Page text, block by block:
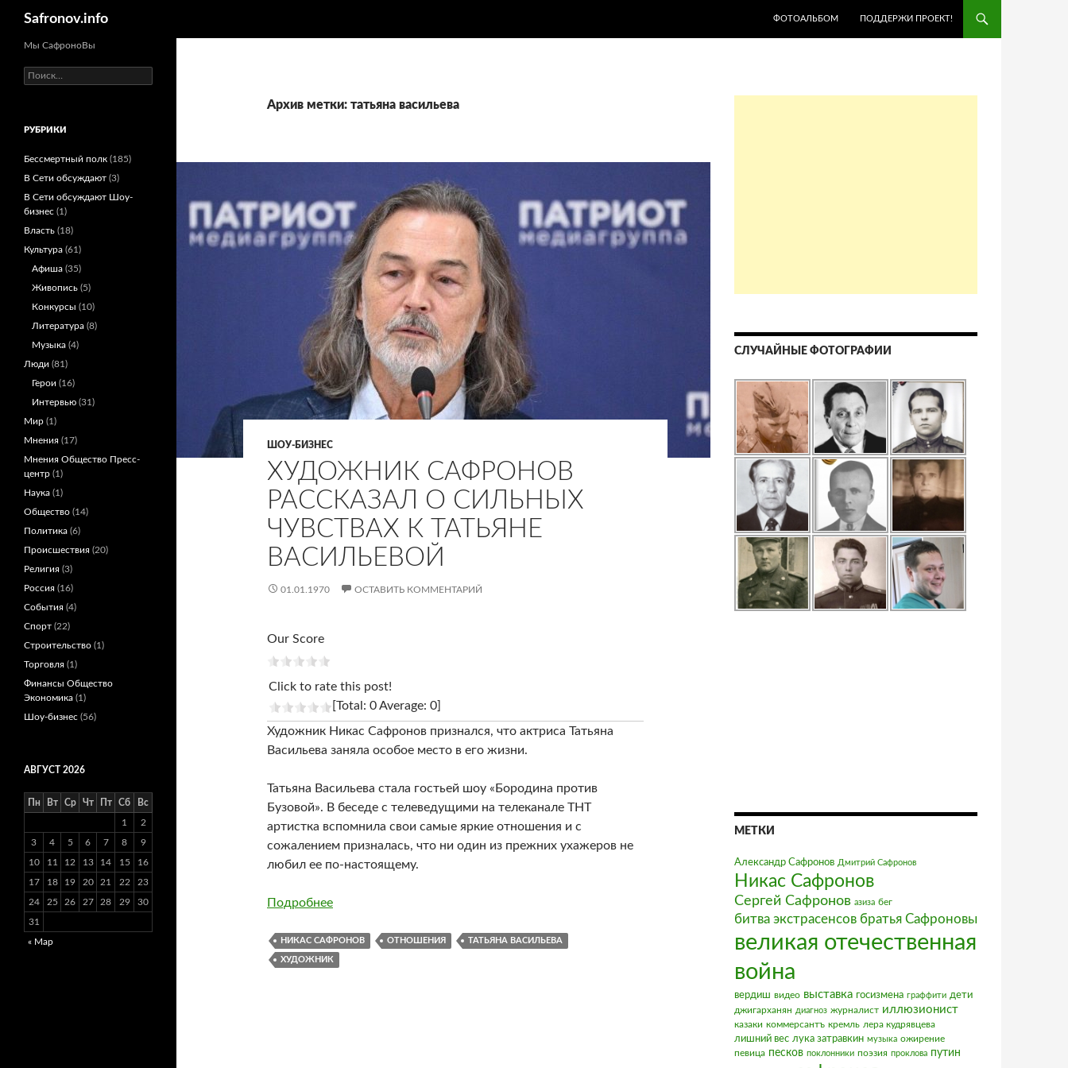
Safronov.info
ФОТОАЛЬБОМ
ПОДДЕРЖИ ПРОЕКТ!
Архив метки: татьяна васильева
ШОУ-БИЗНЕС
ХУДОЖНИК САФРОНОВ
РАССКАЗАЛ О СИЛЬНЫХ
ЧУВСТВАХ К ТАТЬЯНЕ
ВАСИЛЬЕВОЙ
01.01.1970 ОСТАВИТЬ КОММЕНТАРИЙ
Our Score
Click to rate this post!
[Total: 0 Average: 0]
Художник Никас Сафронов признался, что актриса Татьяна
Васильева заняла особое место в его жизни.
Татьяна Васильева стала гостьей шоу «Бородина против
Бузовой». В беседе с телеведущими на телеканале ТНТ
артистка вспомнила свои самые яркие отношения и с
сожалением призналась, что ни один из прежних ухажеров не
любил ее по-настоящему.
Подробнее
НИКАС САФРОНОВ ОТНОШЕНИЯ ТАТЬЯНА ВАСИЛЬЕВА
ХУДОЖНИК
СЛУЧАЙНЫЕ ФОТОГРАФИИ
МЕТКИ
Александр Сафронов Дмитрий Сафронов
Никас Сафронов
Сергей Сафронов азиза бег
битва экстрасенсов братья Сафроновы
великая отечественная
война
вердиш видео выставка госизмена граффити дети
джигарханян диагноз журналист иллюзионист
казаки коммерсантъ кремль лера кудрявцева
лишний вес лука затравкин музыка ожирение
певица песков поклонники поэзия проклова путин
Мы СафроноВы
Найти:
РУБРИКИ
Бессмертный полк (185)
В Сети обсуждают (3)
В Сети обсуждают Шоу-
бизнес (1)
Власть (18)
Культура (61)
Афиша (35)
Живопись (5)
Конкурсы (10)
Литература (8)
Музыка (4)
Люди (81)
Герои (16)
Интервью (31)
Мир (1)
Мнения (17)
Мнения Общество Пресс-
центр (1)
Наука (1)
Общество (14)
Политика (6)
Происшествия (20)
Религия (3)
Россия (16)
События (4)
Спорт (22)
Строительство (1)
Торговля (1)
Финансы Общество
Экономика (1)
Шоу-бизнес (56)
АВГУСТ 2026
Пн Вт Ср Чт Пт Сб Вс
1 2
3 4 5 6 7 8 9
10 11 12 13 14 15 16
17 18 19 20 21 22 23
24 25 26 27 28 29 30
31
« Мар